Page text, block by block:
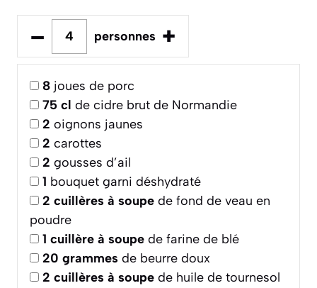
– personnes +
8 joues de porc
75 cl de cidre brut de Normandie
2 oignons jaunes
2 carottes
2 gousses d’ail
1 bouquet garni déshydraté
2 cuillères à soupe de fond de veau en
poudre
1 cuillère à soupe de farine de blé
20 grammes de beurre doux
2 cuillères à soupe de huile de tournesol